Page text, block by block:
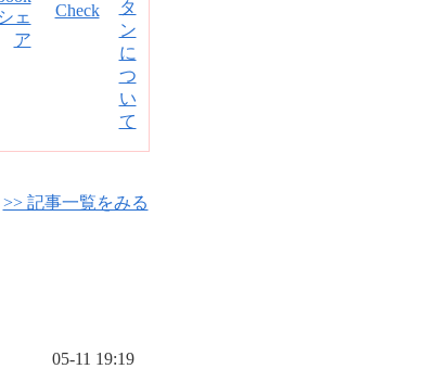
Check
>> 記事一覧をみる
05-11 19:19